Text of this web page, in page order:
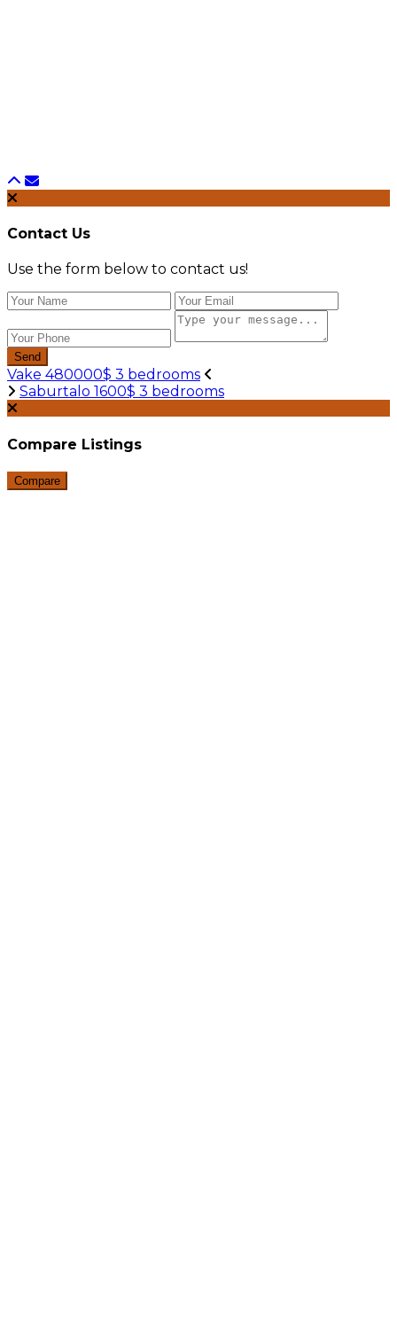
Contact Us
Use the form below to contact us!
Send
Vake 480000$ 3 bedrooms
Saburtalo 1600$ 3 bedrooms
Compare Listings
Compare